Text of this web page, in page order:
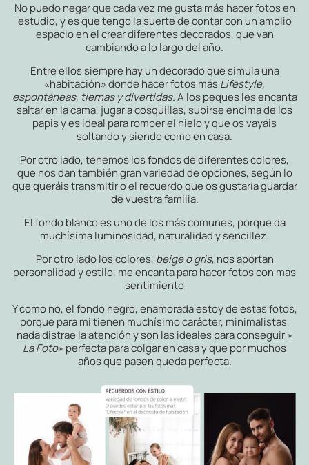
No puedo negar que cada vez me gusta más hacer fotos en
estudio, y es que tengo la suerte de contar con un amplio
espacio en el crear diferentes decorados, que van
cambiando a lo largo del año.
Entre ellos siempre hay un decorado que simula una
«habitación» donde hacer fotos másLifestyle,
espontáneas, tiernas y divertidas.A los peques les encanta
saltar en la cama, jugar a cosquillas, subirse encima de los
papis y es ideal para romper el hielo y que os vayáis
soltando y siendo como en casa.
Por otro lado, tenemos los fondos de diferentes colores,
que nos dan también gran variedad de opciones, según lo
que queráis transmitir o el recuerdo que os gustaría guardar
de vuestra familia.
El fondo blanco es uno de los más comunes, porque da
muchísima luminosidad, naturalidad y sencillez.
Por otro lado los colores, beige o gris, nos aportan
personalidad y estilo, me encanta para hacer fotos con más
sentimiento
Y como no, el fondo negro, enamorada estoy de estas fotos,
porque para mi tienen muchísimo carácter, minimalistas,
nada distrae la atención y son las ideales para conseguir »
La Foto» perfecta para colgar en casa y que por muchos
años que pasen queda perfecta.